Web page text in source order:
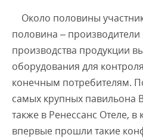
Около половины
половина –
производства продукции
оборудования для
конечным потребителям.
самых крупных павильона
также в Ренессанс Отеле,
впервые прошли такие